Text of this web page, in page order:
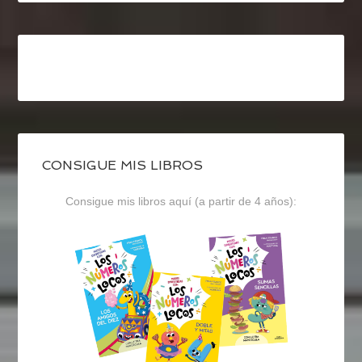
CONSIGUE MIS LIBROS
Consigue mis libros aquí (a partir de 4 años):